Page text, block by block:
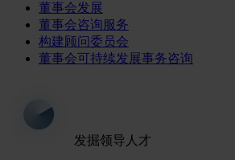
董事会发展
董事会咨询服务
构建顾问委员会
董事会可持续发展事务咨询
发掘领导人才